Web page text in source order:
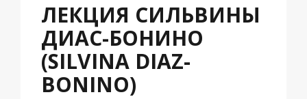
ЛЕКЦИЯ СИЛЬВИНЫ
ДИАС-БОНИНО
(SILVINA DIAZ-
BONINO)